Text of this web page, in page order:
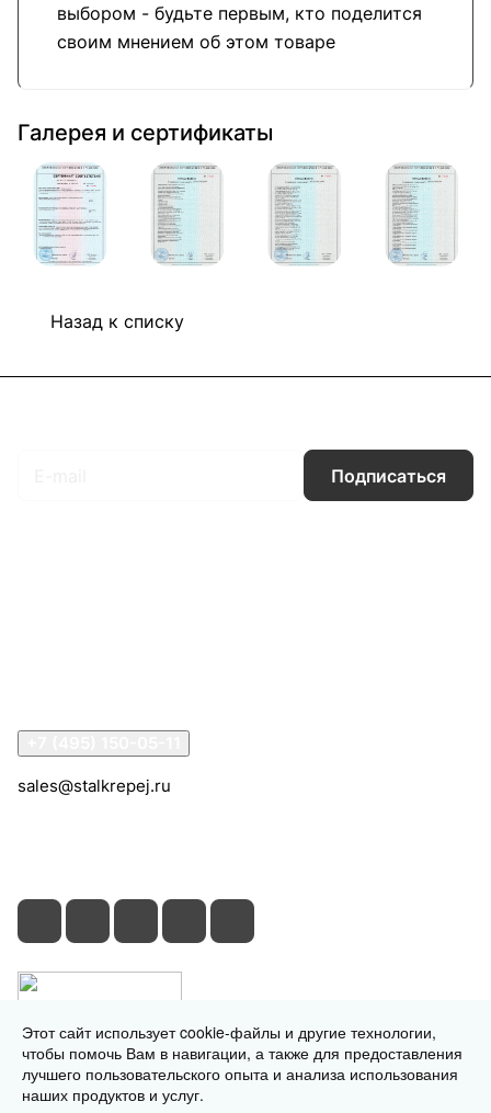
выбором - будьте первым, кто поделится
своим мнением об этом товаре
Галерея и сертификаты
Назад к списку
Подписаться
sales@stalkrepej.ru
© 2026 © 2026 © СтальКрепеж - интернет-магазин
Этот сайт использует cookie-файлы и другие технологии,
чтобы помочь Вам в навигации, а также для предоставления
лучшего пользовательского опыта и анализа использования
наших продуктов и услуг.